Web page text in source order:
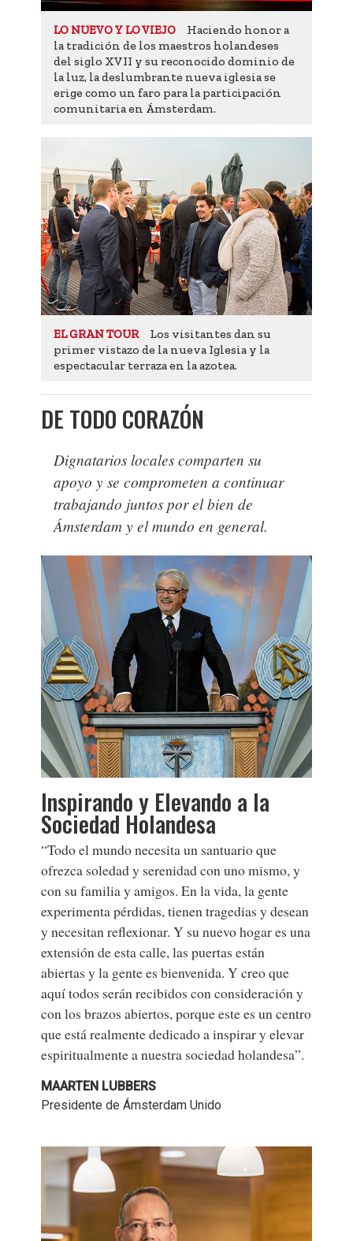
LO NUEVO Y LO VIEJO
Haciendo honor a
la tradición de los maestros holandeses
del siglo XVII y su reconocido dominio de
la luz, la deslumbrante nueva iglesia se
erige como un faro para la participación
comunitaria en Ámsterdam.
EL GRAN TOUR
Los visitantes dan su
primer vistazo de la nueva Iglesia y la
espectacular terraza en la azotea.
DE TODO CORAZÓN
Dignatarios locales comparten su
apoyo y se comprometen a continuar
trabajando juntos por el bien de
Ámsterdam y el mundo en general.
Inspirando y Elevando a la
Sociedad Holandesa
“Todo el mundo necesita un santuario que
ofrezca soledad y serenidad con uno mismo, y
con su familia y amigos. En la vida, la gente
experimenta pérdidas, tienen tragedias y desean
y necesitan reflexionar. Y su nuevo hogar es una
extensión de esta calle, las puertas están
abiertas y la gente es bienvenida. Y creo que
aquí todos serán recibidos con consideración y
con los brazos abiertos, porque este es un centro
que está realmente dedicado a inspirar y elevar
espiritualmente a nuestra sociedad holandesa”.
MAARTEN LUBBERS
Presidente de Ámsterdam Unido